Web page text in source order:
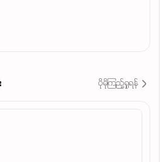
ပိုမိုကြည့်ရှုရန်